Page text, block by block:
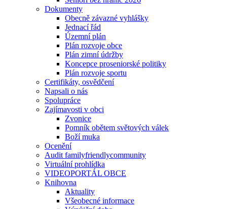
Dokumenty
Obecně závazné vyhlášky
Jednací řád
Územní plán
Plán rozvoje obce
Plán zimní údržby
Koncepce proseniorské politiky
Plán rozvoje sportu
Certifikáty, osvědčení
Napsali o nás
Spolupráce
Zajímavosti v obci
Zvonice
Pomník obětem světových válek
Boží muka
Ocenění
Audit familyfriendlycommunity
Virtuální prohlídka
VIDEOPORTÁL OBCE
Knihovna
Aktuality
Všeobecné informace